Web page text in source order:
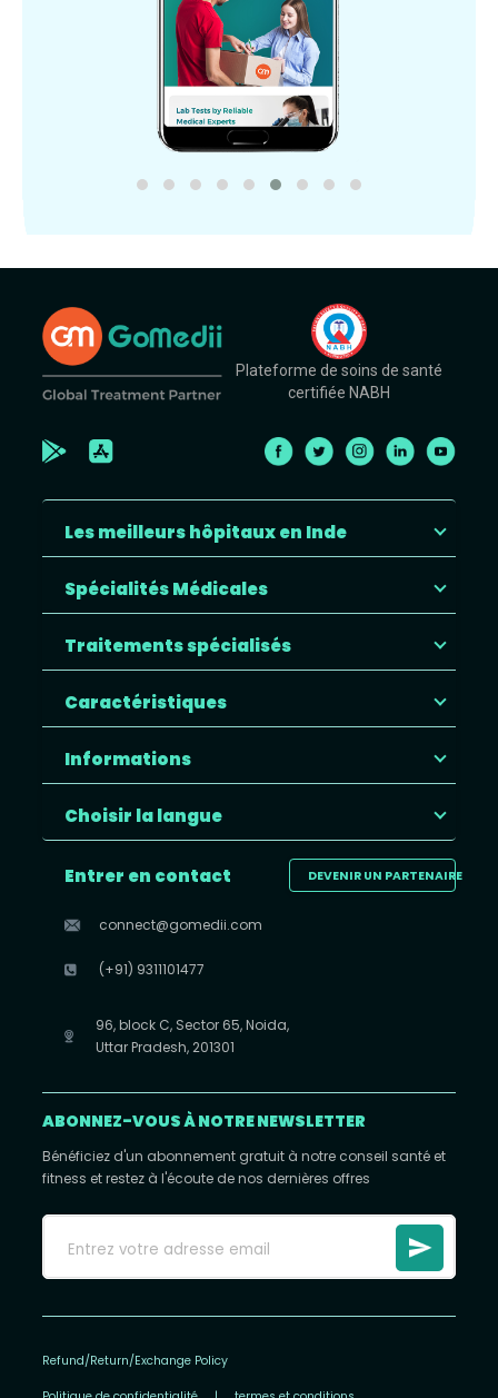
Plateforme de soins de santé
certifiée NABH
Les meilleurs hôpitaux en Inde
Spécialités Médicales
Traitements spécialisés
Caractéristiques
Informations
Choisir la langue
DEVENIR UN PARTENAIRE
Entrer en contact
connect@gomedii.com
(+91) 9311101477
96, block C, Sector 65, Noida,
Uttar Pradesh, 201301
ABONNEZ-VOUS À NOTRE NEWSLETTER
Bénéficiez d'un abonnement gratuit à notre conseil santé et
fitness et restez à l'écoute de nos dernières offres
Refund/Return/Exchange Policy